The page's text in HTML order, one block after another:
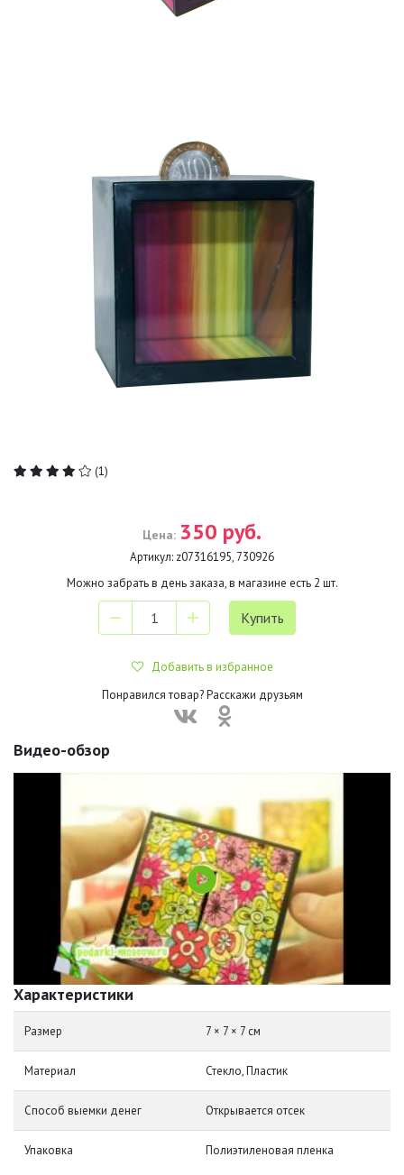
(1)
Цена: 350 руб.
Артикул: z07316195, 730926
Можно забрать в день заказа, в магазине есть 2 шт.
Добавить в избранное
Понравился товар? Расскажи друзьям
Видео-обзор
Характеристики
Размер 7 × 7 × 7 см
Материал Стекло, Пластик
Способ выемки денег Открывается отсек
Упаковка Полиэтиленовая пленка